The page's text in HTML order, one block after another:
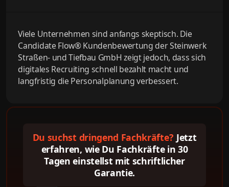
Viele Unternehmen sind anfangs skeptisch. Die
Candidate Flow® Kundenbewertung der Steinwerk
Straßen- und Tiefbau GmbH zeigt jedoch, dass sich
digitales Recruiting schnell bezahlt macht und
langfristig die Personalplanung verbessert.
Du suchst dringend Fachkräfte? Jetzt
erfahren, wie Du Fachkräfte in 30
Tagen einstellst mit schriftlicher
Garantie.